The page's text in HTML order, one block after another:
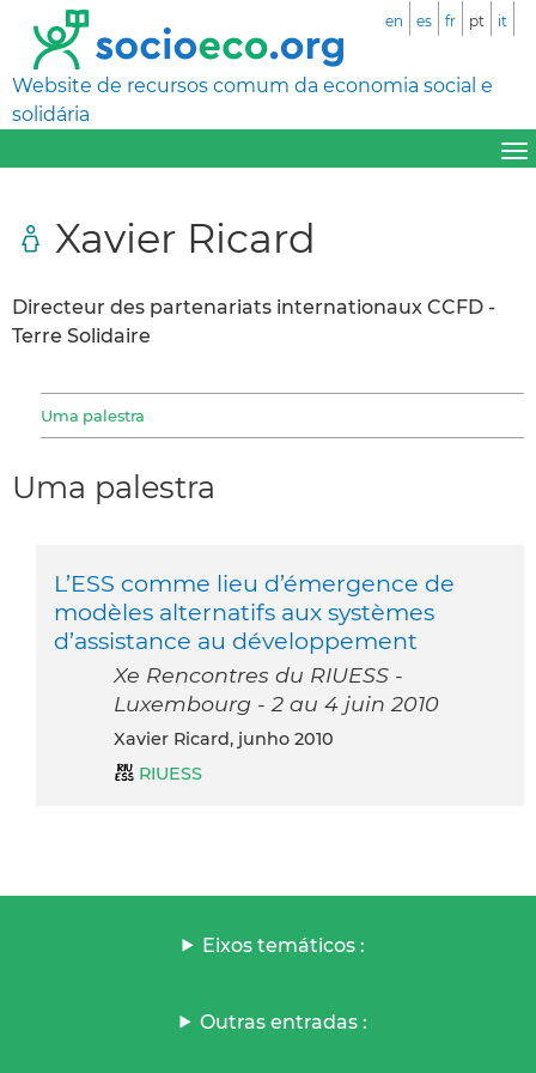
Website de recursos comum da economia social e
solidária
en es fr pt it
Xavier Ricard
Directeur des partenariats internationaux CCFD -
Terre Solidaire
Uma palestra
Uma palestra
L’ESS comme lieu d’émergence de
modèles alternatifs aux systèmes
d’assistance au développement
Xe Rencontres du RIUESS -
Luxembourg - 2 au 4 juin 2010
Xavier Ricard, junho 2010
RIUESS
Eixos temáticos :
Outras entradas :